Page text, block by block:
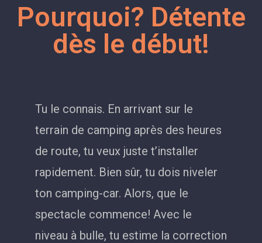
Pourquoi? Détente
dès le début!
Tu le connais. En arrivant sur le
terrain de camping après des heures
de route, tu veux juste t’installer
rapidement. Bien sûr, tu dois niveler
ton camping-car. Alors, que le
spectacle commence! Avec le
niveau à bulle, tu estime la correction